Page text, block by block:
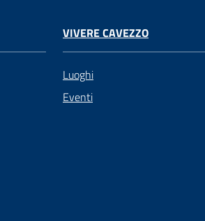
VIVERE CAVEZZO
Luoghi
Eventi